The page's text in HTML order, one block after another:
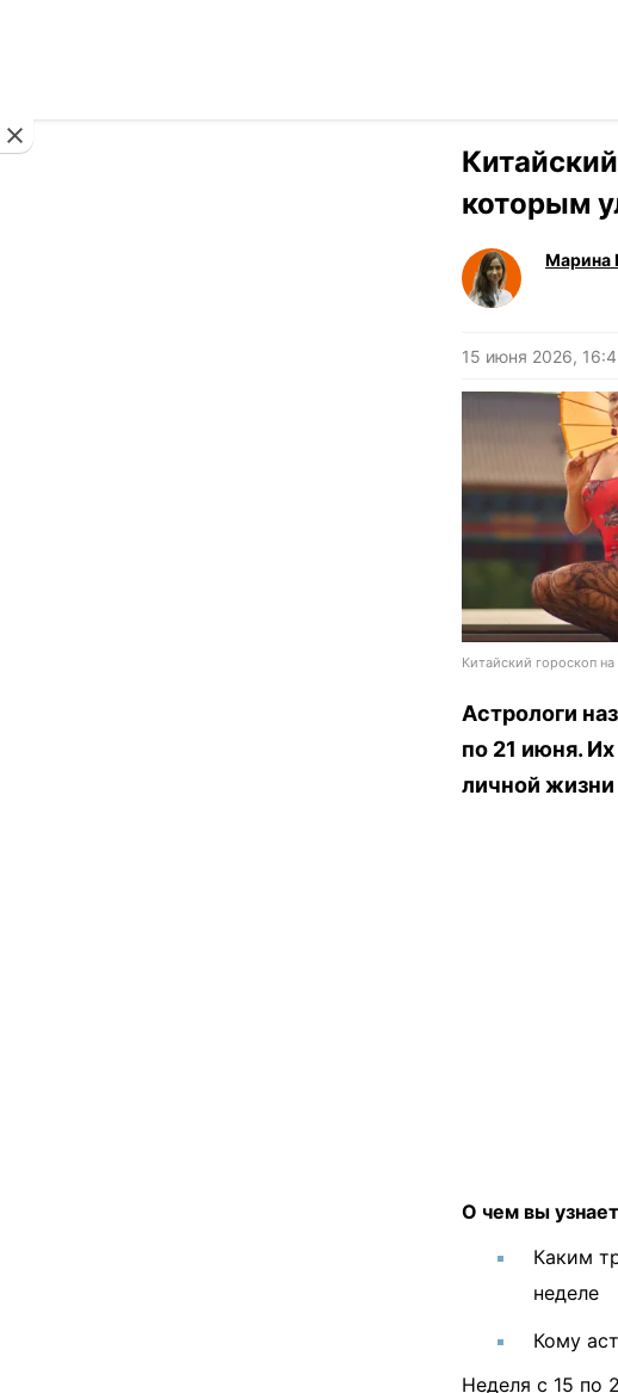
которым
Марина
15 июня 2026,
Китайский гороскоп
Астрологи
по 21 июня.
личной
О чем вы
Каким
неделе
Кому
Неделя с 15 по